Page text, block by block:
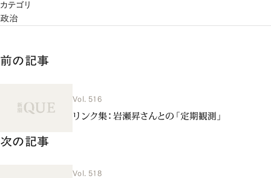
カテゴリ
政治
前の記事
Vol. 516
リンク集：岩瀬昇さんとの「定期観測」
次の記事
Vol. 518